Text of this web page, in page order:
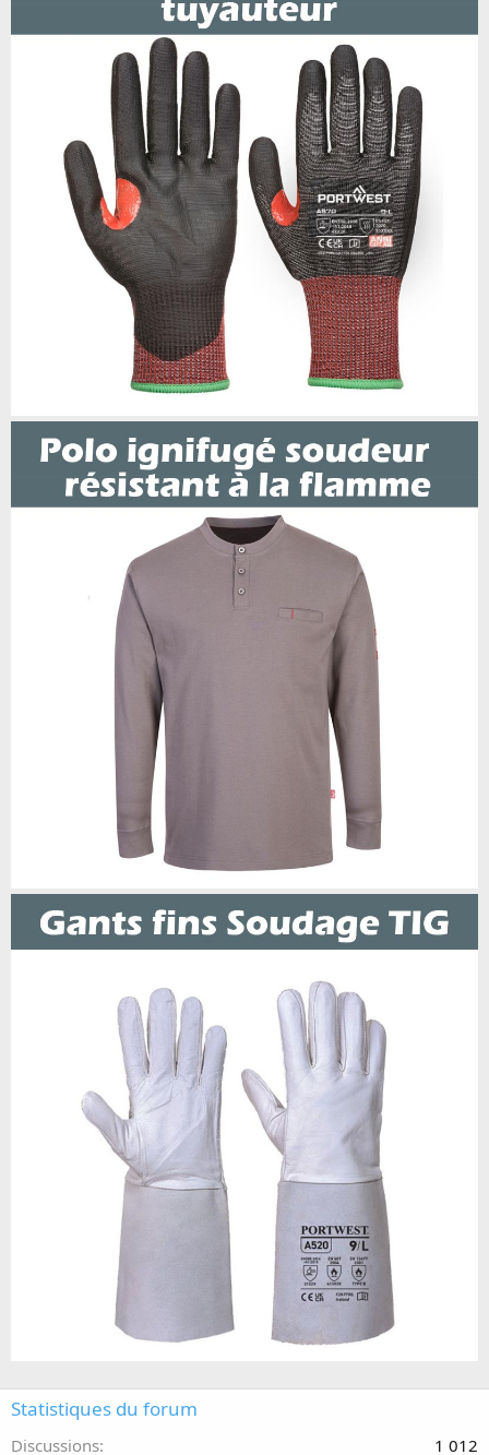
Statistiques du forum
Discussions 1 012